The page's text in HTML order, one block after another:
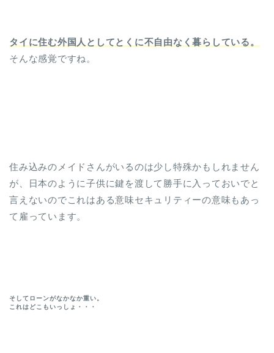
タイに住む外国人としてとくに不自由なく暮らしている。
そんな感覚ですね。
住み込みのメイドさんがいるのは少し特殊かもしれません
が、日本のように子供に鍵を渡して勝手に入っておいでと
言えないのでこれはある意味セキュリティーの意味もあっ
て雇っています。
そしてローンがなかなか重い。
これはどこもいっしょ・・・